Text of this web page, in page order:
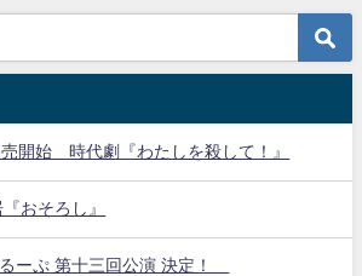
開始 時代劇『わたしを殺して！』
おそろし』
ーぷ 第十三回公演 決定！